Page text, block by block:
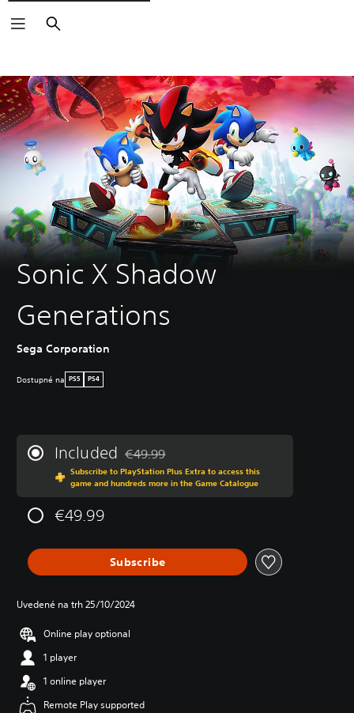
Vyhľadať
Sonic X Shadow
Generations
Sega Corporation
Dostupné na PS5 PS4
Included Discounted from original price of €49.99
€49.99
Subscribe to PlayStation Plus Extra to access this
game and hundreds more in the Game Catalogue
€49.99
Subscribe
Uvedené na trh 25/10/2024
Online play optional
1 player
1 online player
Remote Play supported